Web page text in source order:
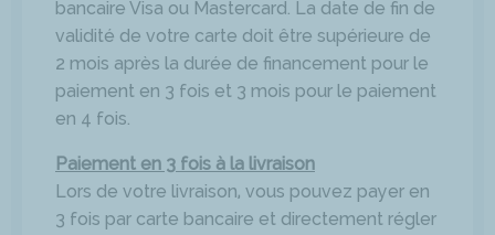
bancaire Visa ou Mastercard. La date de fin de
validité de votre carte doit être supérieure de
2 mois après la durée de financement pour le
paiement en 3 fois et 3 mois pour le paiement
en 4 fois.
Paiement en 3 fois à la livraison
Lors de votre livraison, vous pouvez payer en
3 fois par carte bancaire et directement régler